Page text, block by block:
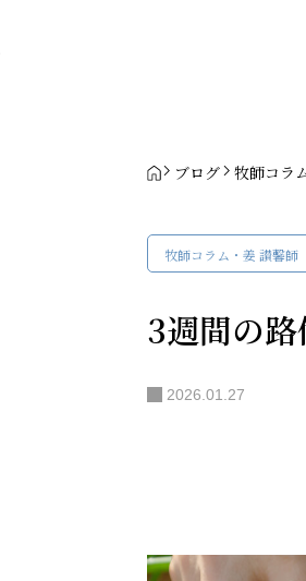
ブログ 牧師コラ
牧師コラム・姜 讃馨師
3週間の
2026.01.27